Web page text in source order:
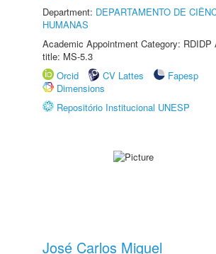
Department: DEPARTAMENTO DE
HUMANAS
Academic Appointment Category: RDIDP
title: MS-5.3
Orcid
CV Lattes
Fapesp
Dimensions
Repositório Institucional UNESP
José Carlos Miguel